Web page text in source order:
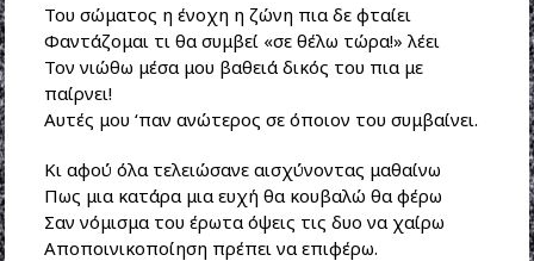
Του σώματος η ένοχη η ζώνη πια δε φταίει
Φαντάζομαι τι θα συμβεί «σε θέλω τώρα!» λέει
Τον νιώθω μέσα μου βαθειά δικός του πια με
παίρνει!
Αυτές μου ‘παν ανώτερος σε όποιον του συμβαίνει.
Κι αφού όλα τελειώσανε αισχύνοντας μαθαίνω
Πως μια κατάρα μια ευχή θα κουβαλώ θα φέρω
Σαν νόμισμα του έρωτα όψεις τις δυο να χαίρω
Αποποινικοποίηση πρέπει να επιφέρω.